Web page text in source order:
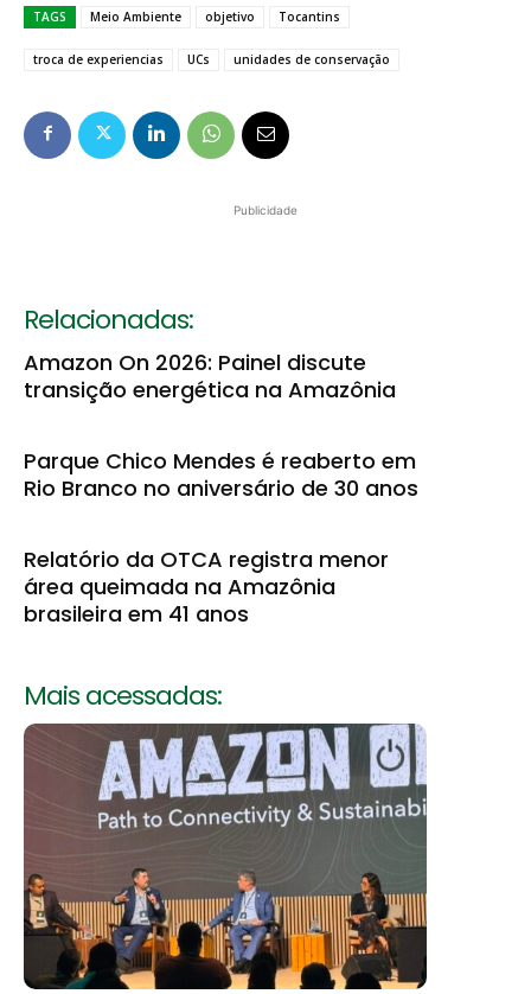
TAGS Meio Ambiente objetivo Tocantins
troca de experiencias UCs unidades de conservação
Publicidade
Relacionadas:
Amazon On 2026: Painel discute
transição energética na Amazônia
Parque Chico Mendes é reaberto em
Rio Branco no aniversário de 30 anos
Relatório da OTCA registra menor
área queimada na Amazônia
brasileira em 41 anos
Mais acessadas: